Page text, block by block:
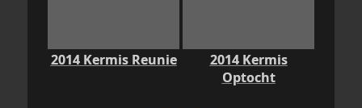
2014 Kermis Reunie
2014 Kermis
Optocht